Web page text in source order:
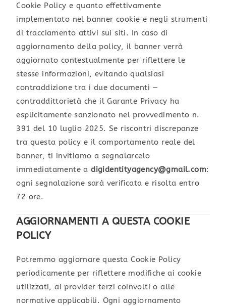
Cookie Policy e quanto effettivamente
implementato nel banner cookie e negli strumenti
di tracciamento attivi sui siti. In caso di
aggiornamento della policy, il banner verrà
aggiornato contestualmente per riflettere le
stesse informazioni, evitando qualsiasi
contraddizione tra i due documenti —
contraddittorietà che il Garante Privacy ha
esplicitamente sanzionato nel provvedimento n.
391 del 10 luglio 2025. Se riscontri discrepanze
tra questa policy e il comportamento reale del
banner, ti invitiamo a segnalarcelo
immediatamente adigidentityagency@gmail.com:
ogni segnalazione sarà verificata e risolta entro
72 ore.
AGGIORNAMENTI A QUESTA COOKIE
POLICY
Potremmo aggiornare questa Cookie Policy
periodicamente per riflettere modifiche ai cookie
utilizzati, ai provider terzi coinvolti o alle
normative applicabili. Ogni aggiornamento